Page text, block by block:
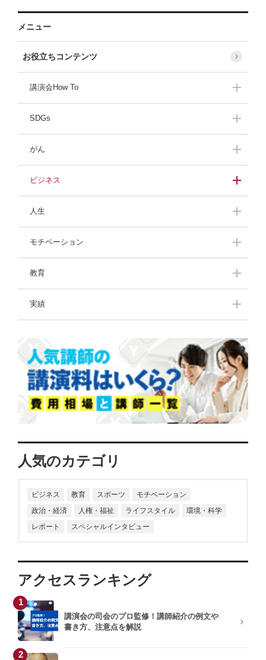
メニュー
お役立ちコンテンツ
講演会How To
講演会開催準備
SDGs
持続可能な社会を目指
がん
がんの体験者の声
ビジネス
緊張しないスピーチ
人生
人生最大の危機
モチベーション
挑戦し続ける人たち
教育
中高生のきみたちへー
ー
めな本
わたしの子育て体験記
ママパパお役立ち情
報！豊かな子育て
実績
人気のカテゴリ
ビジネス 教育 スポーツ
モチベーション
政治・経済
人権・福祉 ライフスタイル
環境・科学
レポート
スペシャルインタビュー
アクセスランキング
1
講演会の司会のプロ監修！講師紹介の例文や
書き方、注意点を解説
2